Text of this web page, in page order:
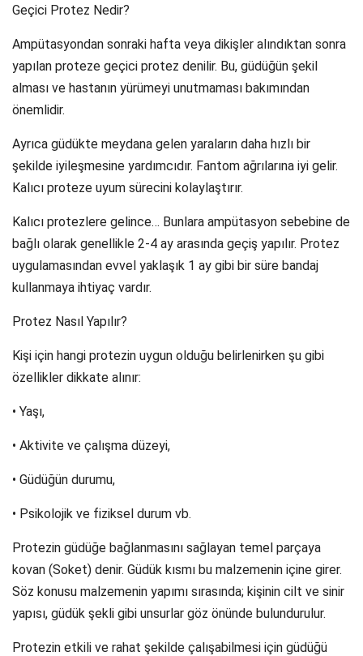
Geçici Protez Nedir?
Ampütasyondan sonraki hafta veya dikişler alındıktan sonra
yapılan proteze geçici protez denilir. Bu, güdüğün şekil
alması ve hastanın yürümeyi unutmaması bakımından
önemlidir.
Ayrıca güdükte meydana gelen yaraların daha hızlı bir
şekilde iyileşmesine yardımcıdır. Fantom ağrılarına iyi gelir.
Kalıcı proteze uyum sürecini kolaylaştırır.
Kalıcı protezlere gelince… Bunlara ampütasyon sebebine de
bağlı olarak genellikle 2-4 ay arasında geçiş yapılır. Protez
uygulamasından evvel yaklaşık 1 ay gibi bir süre bandaj
kullanmaya ihtiyaç vardır.
Protez Nasıl Yapılır?
Kişi için hangi protezin uygun olduğu belirlenirken şu gibi
özellikler dikkate alınır:
• Yaşı,
• Aktivite ve çalışma düzeyi,
• Güdüğün durumu,
• Psikolojik ve fiziksel durum vb.
Protezin güdüğe bağlanmasını sağlayan temel parçaya
kovan (Soket) denir. Güdük kısmı bu malzemenin içine girer.
Söz konusu malzemenin yapımı sırasında; kişinin cilt ve sinir
yapısı, güdük şekli gibi unsurlar göz önünde bulundurulur.
Protezin etkili ve rahat şekilde çalışabilmesi için güdüğü